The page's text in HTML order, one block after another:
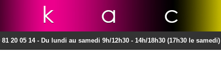
20 05 14 - Du lundi au samedi 9h/12h30 - 14h/18h30 (17h30 le samedi)